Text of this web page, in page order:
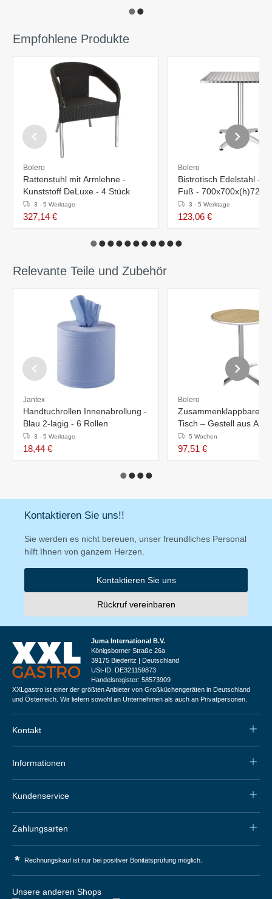
Empfohlene Produkte
Bolero
Rattenstuhl mit Armlehne -
Kunststoff DeLuxe - 4 Stück
3 - 5 Werktage
327,14 €
Bolero
Bistrotisch Edelstahl -
Fuß -
3 - 5 Werktage
123,06 €
Relevante Teile und Zubehör
Jantex
Handtuchrollen Innenabrollung -
Blau 2-lagig - 6 Rollen
3 - 5 Werktage
18,44 €
Bolero
Zusammenklappbarer
Tisch – Gestell aus
mit Eschenholzplatte –
60 (Ø) cm
5 Wochen
97,51 €
Kontaktieren Sie uns!!
Sie werden es nicht bereuen, unser freundliches Personal
hilft Ihnen von ganzem Herzen.
Kontaktieren Sie uns
Rückruf vereinbaren
Juma International B.V.
Königsborner Straße 26a
39175 Biederitz | Deutschland
USt-ID: DE321159873
Handelsregister: 58573909
XXLgastro ist einer der größten Anbieter von Großküchengeräten in Deutschland
und Österreich. Wir liefern sowohl an Unternehmen als auch an Privatpersonen.
Kontakt
Informationen
Kundenservice
Zahlungsarten
* Rechnungskauf ist nur bei positiver Bonitätsprüfung möglich.
Unsere anderen Shops